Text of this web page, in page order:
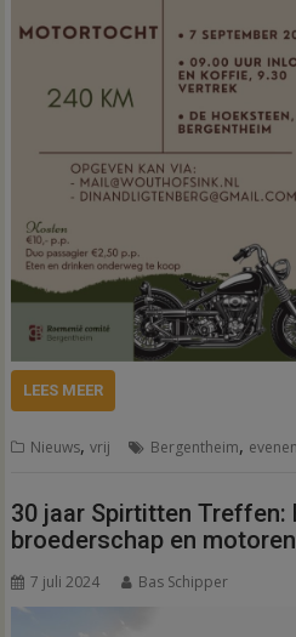
LEES MEER
Nieuws,vrij Bergentheim,
30 jaar Spirtitten Treffen:
broederschap en motoren
7 juli 2024 Bas Schipper